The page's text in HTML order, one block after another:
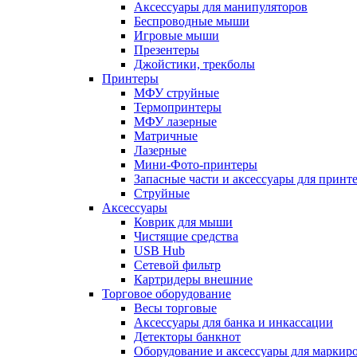
Аксессуары для манипуляторов
Беспроводные мыши
Игровые мыши
Презентеры
Джойстики, трекболы
Принтеры
МФУ струйные
Термопринтеры
МФУ лазерные
Матричные
Лазерные
Мини-Фото-принтеры
Запасные части и аксессуары для
Струйные
Аксессуары
Коврик для мыши
Чистящие средства
USB Hub
Сетевой фильтр
Картридеры внешние
Торговое оборудование
Весы торговые
Аксессуары для банка и инкассации
Детекторы банкнот
Оборудование и аксессуары для